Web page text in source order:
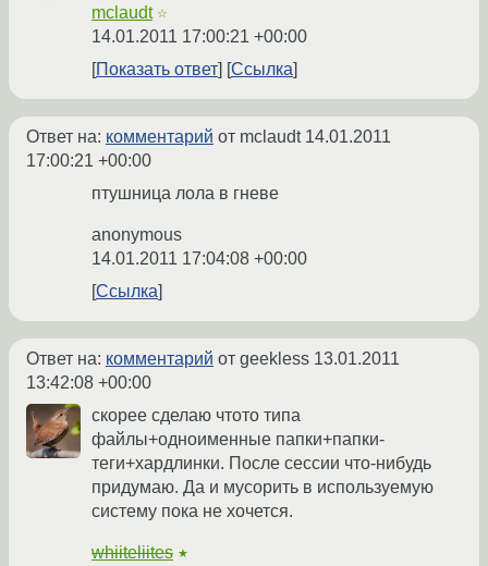
mclaudt ☆
14.01.2011 17:00:21 +00:00
Показать ответ
Ссылка
Ответ на: комментарий от mclaudt 14.01.2011
17:00:21 +00:00
птушница лола в гневе
anonymous
14.01.2011 17:04:08 +00:00
Ссылка
Ответ на: комментарий от geekless 13.01.2011
13:42:08 +00:00
скорее сделаю чтото типа
файлы+одноименные папки+папки-
теги+хардлинки. После сессии что-нибудь
придумаю. Да и мусорить в используемую
систему пока не хочется.
whiiteliites ★